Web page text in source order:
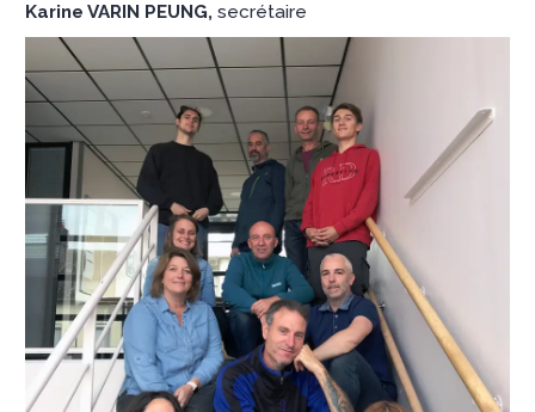
Karine VARIN PEUNG, secrétaire